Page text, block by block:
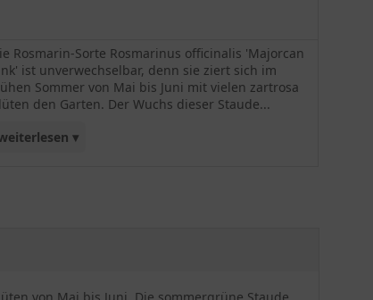
Rosmarin-Sorte Rosmarinus officinalis 'Majorcan
ist unverwechselbar, denn sie ziert sich im
Sommer von Mai bis Juni mit vielen zartrosa
den Garten. Der Wuchs dieser Staude...
▾